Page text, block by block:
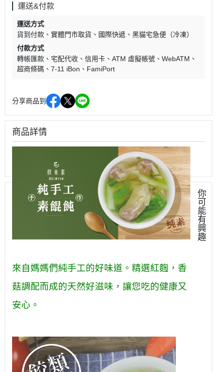
運送&付款
運送方式
貨到付款
實體門市取貨 國際快遞
黑貓宅急便（冷凍）
付款方式
轉帳匯款
宅配代收 信用卡 ATM 虛擬帳號
WebATM
超商條碼
7-11 iBon FamiPort
分享商品到
商品詳情
來自媽媽們純手工的好味道。精選紅麴，香
菇調配而成的天然好滋味，讓您吃的健康又
安心。
你
可
能
有
興
趣